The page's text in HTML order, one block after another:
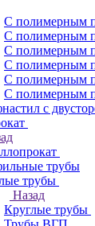
С полимерным
С полимерным
С полимерным
С полимерным
С полимерным
С полимерным
с
трубы
трубы
Назад
Круглые трубы